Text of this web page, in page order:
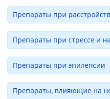
Препараты при
Препараты при стрессе и
Препараты при эпилепсии
Препараты, влияющие на